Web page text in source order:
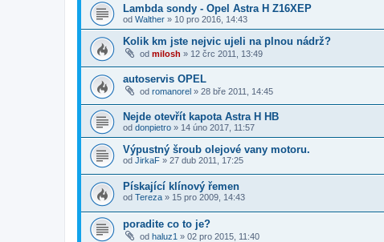
Lambda sondy - Opel Astra H Z16XEP
od Walther » 10 pro 2016, 14:43
Kolik km jste nejvic ujeli na plnou nádrž?
od milosh » 12 črc 2011, 13:49
autoservis OPEL
od romanorel » 28 bře 2011, 14:45
Nejde otevřít kapota Astra H HB
od donpietro » 14 úno 2017, 11:57
Výpustný šroub olejové vany motoru.
od JirkaF » 27 dub 2011, 17:25
Pískající klínový řemen
od Tereza » 15 pro 2009, 14:43
poradite co to je?
od haluz1 » 02 pro 2015, 11:40